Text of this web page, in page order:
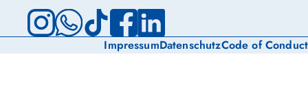
InstagramWhatsApp
TikTokFacebook
ImpressumDatenschutzCode of Conduct